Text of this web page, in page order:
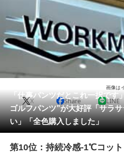
エンタメ ク
グルメ 地域
教
動物
会員記事
メディア
注目記事を集めた総合ページ
「仕事パンツだとこれ一択です
ゴルフパンツ”が大好評「サラ
い」「全色購入しました」
画像は
X Share LINE
第10位：持続冷感-1℃コッ